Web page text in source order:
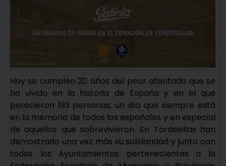
Hoy se cumplen 20 años del peor atentado que se
ha vivido en la historia de España y en el que
perecieron 193 personas; un día que siempre está
en la memoria de todos los españoles y en especial
de aquellos que sobrevivieron. En Tordesillas han
demostrado una vez más su solidaridad y junto con
todos los Ayuntamientos pertenecientes a la